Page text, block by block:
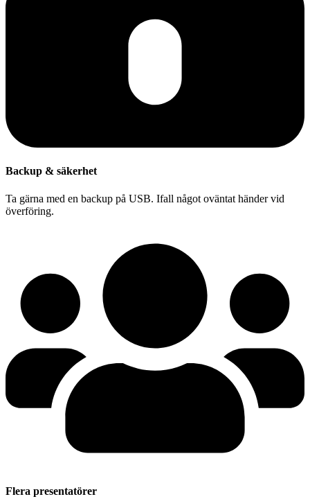
Backup & säkerhet
Ta gärna med en backup på USB. Ifall något oväntat händer vid
överföring.
Flera presentatörer